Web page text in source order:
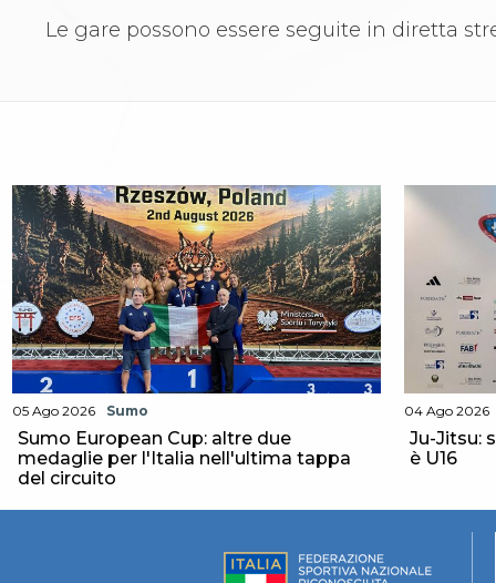
News
Corsi FIJLKAM-FISDIR
Corsi Preparatore Fisico
Edutraining class - Didattica infantile
Corso dirigenti sportivi
Corso Direttore di Gara
Abilitazioni
Sportello Fiscale
News
Modulistica
Quesiti fiscali
Sostenibilità
Le gare possono essere seguite in diretta
05 Ago 2026 Sumo
Sumo European Cup: altre due
medaglie per l'Italia nell'ultima tappa
del circuito
04 Ago 2026
Ju-Jitsu:
è U16